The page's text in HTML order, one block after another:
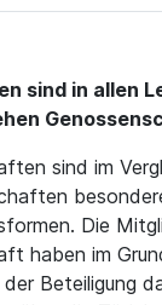
sind in allen
sind im
Die
haben im
Beteiligung